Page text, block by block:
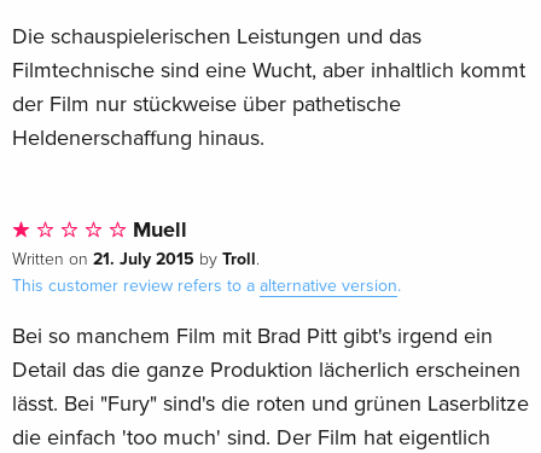
4K Ultra HD + Blu-ray
Italian
Sold out
Die schauspielerischen Leistungen und das
Filmtechnische sind eine Wucht, aber inhaltlich kommt
der Film nur stückweise über pathetische
Heldenerschaffung hinaus.
Muell
Written on 21. July 2015 by Troll.
This customer review refers to a alternative version.
Bei so manchem Film mit Brad Pitt gibt's irgend ein
Detail das die ganze Produktion lächerlich erscheinen
lässt. Bei "Fury" sind's die roten und grünen Laserblitze
die einfach 'too much' sind. Der Film hat eigentlich